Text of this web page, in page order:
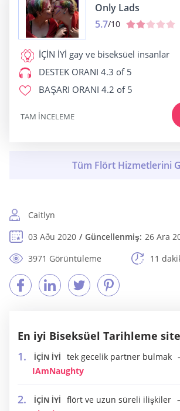
Only Lads
5.7/10
İÇİN İYİ gay ve biseksüel insanlar
DESTEK ORANI 4.3 of 5
BAŞARI ORANI 4.2 of 5
TAM INCELEME
Caitlyn
03 Aðu 2020
Güncellenmiş: 26 Ara
3971 Görüntüleme
11
En iyi Biseksüel Tarihleme
İÇİN İYİ
tek gecelik partner bulmak
IAmNaughty
İÇİN İYİ
flört ve uzun süreli ilişkiler